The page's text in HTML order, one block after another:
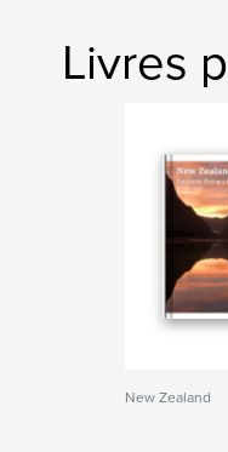
Livres
New Zealand